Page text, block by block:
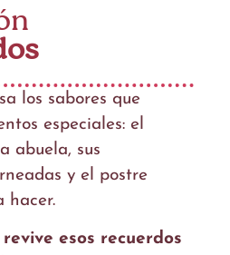
los sabores que
especiales: el
abuela, sus
y el postre
hacer.
esos recuerdos